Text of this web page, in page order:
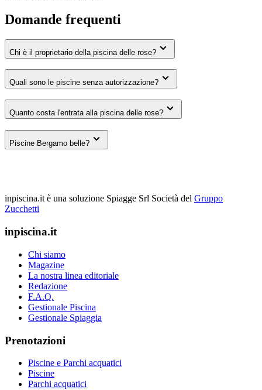
Domande frequenti
Chi è il proprietario della piscina delle rose?
Quali sono le piscine senza autorizzazione?
Quanto costa l'entrata alla piscina delle rose?
Piscine Bergamo belle?
inpiscina.it è una soluzione Spiagge Srl Società del Gruppo
Zucchetti
inpiscina.it
Chi siamo
Magazine
La nostra linea editoriale
Redazione
F.A.Q.
Gestionale Piscina
Gestionale Spiaggia
Prenotazioni
Piscine e Parchi acquatici
Piscine
Parchi acquatici